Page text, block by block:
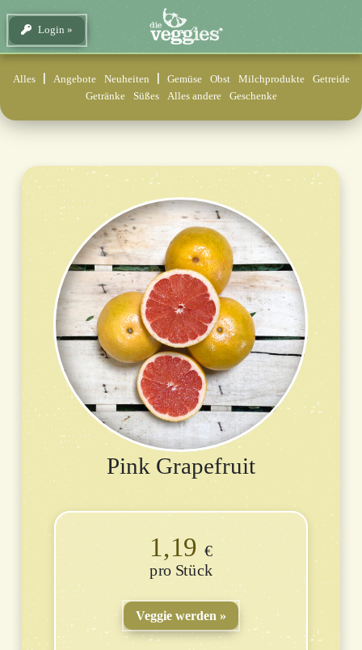
Login
Alles Angebote Neuheiten Gemüse Obst Milchprodukte
Getreide
Getränke
Süßes Alles andere Geschenke
Pink Grapefruit
1,19 €
Stück
Veggie werden